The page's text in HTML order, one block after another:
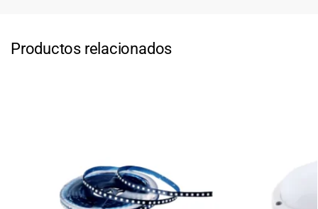
Productos relacionados